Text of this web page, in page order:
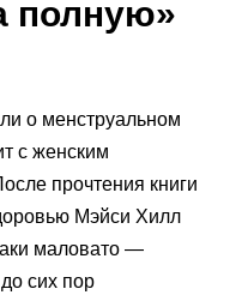
полную»
о менструальном
с женским
прочтения книги
Мэйси Хилл
маловато —
сих пор